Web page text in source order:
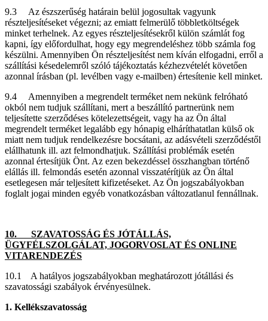
9.3 Az észszerűség határain belül jogosultak vagyunk
részteljesítéseket végezni; az emiatt felmerülő többletköltségek
minket terhelnek. Az egyes részteljesítésekről külön számlát fog
kapni, így előfordulhat, hogy egy megrendeléshez több számla fog
készülni. Amennyiben Ön részteljesítést nem kíván elfogadni, erről a
szállítási késedelemről szóló tájékoztatás kézhezvételét követően
azonnal írásban (pl. levélben vagy e-mailben) értesítenie kell minket.
9.4 Amennyiben a megrendelt terméket nem nekünk felróható
okból nem tudjuk szállítani, mert a beszállító partnerünk nem
teljesítette szerződéses kötelezettségeit, vagy ha az Ön által
megrendelt terméket legalább egy hónapig elháríthatatlan külső ok
miatt nem tudjuk rendelkezésre bocsátani, az adásvételi szerződéstől
elállhatunk ill. azt felmondhatjuk. Szállítási problémák esetén
azonnal értesítjük Önt. Az ezen bekezdéssel összhangban történő
elállás ill. felmondás esetén azonnal visszatérítjük az Ön által
esetlegesen már teljesített kifizetéseket. Az Ön jogszabályokban
foglalt jogai minden egyéb vonatkozásban változatlanul fennállnak.
10. SZAVATOSSÁG ÉS JÓTÁLLÁS,
ÜGYFÉLSZOLGÁLAT, JOGORVOSLAT ÉS ONLINE
VITARENDEZÉS
10.1 A hatályos jogszabályokban meghatározott jótállási és
szavatossági szabályok érvényesülnek.
1. Kellékszavatosság